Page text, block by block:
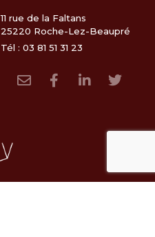
11 rue de la Faltans
25220 Roche-Lez-Beaupré
Tél : 03 81 51 31 23